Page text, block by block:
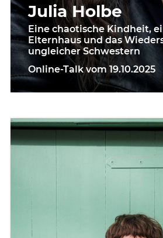
Julia Holbe
Eine chaotische Kindheit,
Elternhaus und das
ungleicher Schwestern
Online-Talk vom 19.10.2025